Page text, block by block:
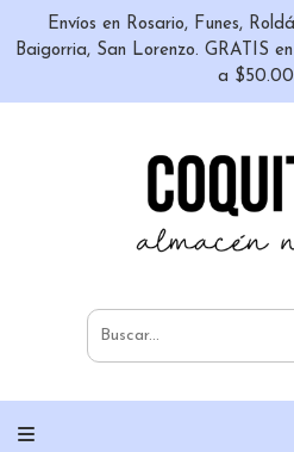
Envíos en Rosario, Funes,
Baigorria, San Lorenzo. GRATIS
a